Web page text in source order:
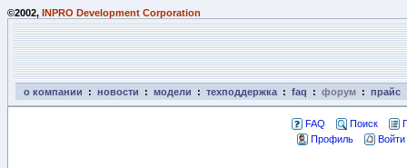
©2002, INPRO Development Corporation
о компании : новости : модели : техподдержка : faq : форум : прайс
FAQ Поиск
Профиль